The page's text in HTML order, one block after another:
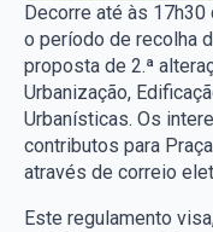
Decorre até às
o período de recolha
proposta de 2.ª
Urbanização,
Urbanísticas. Os
contributos para
através de correio
Este regulamento